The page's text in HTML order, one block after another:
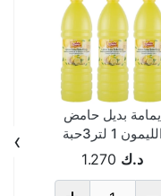
يمامة بديل حامض
الليمون 1 لتر3حبة
عرضد.ك 1.270
›